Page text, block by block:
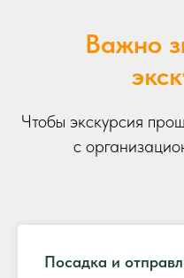
Важно
Чтобы экскурсия
с
Посадка и